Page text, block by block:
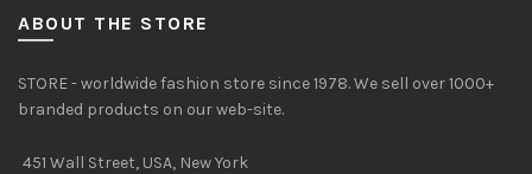
ABOUT THE STORE
STORE - worldwide fashion store since 1978. We sell over 1000+
branded products on our web-site.
451 Wall Street, USA, New York